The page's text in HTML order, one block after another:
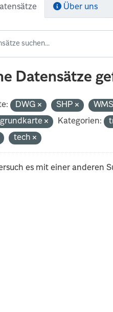
Über uns
Datensätze
DWG SHP
Kategorien:
tech
es mit einer anderen